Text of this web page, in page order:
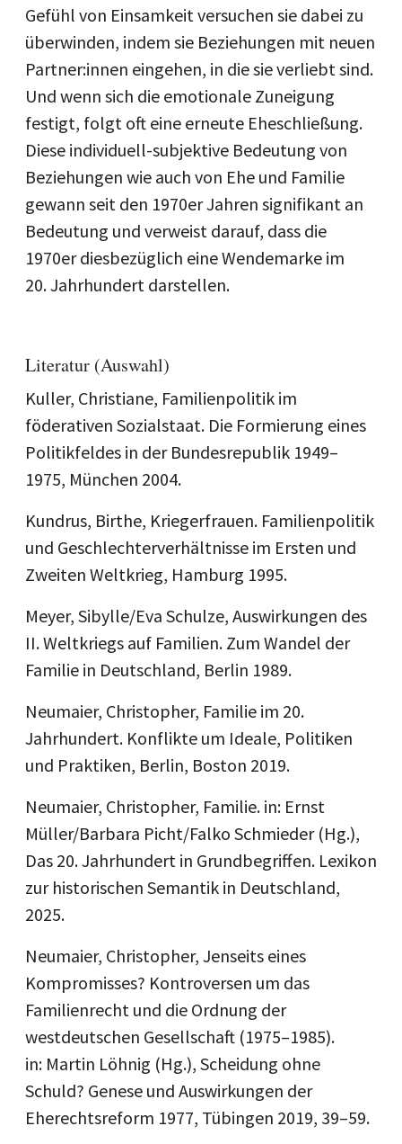
Gefühl von Einsamkeit versuchen sie dabei zu
überwinden, indem sie Beziehungen mit neuen
Partner:innen eingehen, in die sie verliebt sind.
Und wenn sich die emotionale Zuneigung
festigt, folgt oft eine erneute Eheschließung.
Diese individuell-subjektive Bedeutung von
Beziehungen wie auch von Ehe und Familie
gewann seit den 1970er Jahren signifikant an
Bedeutung und verweist darauf, dass die
1970er diesbezüglich eine Wendemarke im
20. Jahrhundert darstellen.
Literatur (Auswahl)
Kuller, Christiane, Familienpolitik im
föderativen Sozialstaat. Die Formierung eines
Politikfeldes in der Bundesrepublik 1949–
1975, München 2004.
Kundrus, Birthe, Kriegerfrauen. Familienpolitik
und Geschlechterverhältnisse im Ersten und
Zweiten Weltkrieg, Hamburg 1995.
Meyer, Sibylle/Eva Schulze, Auswirkungen des
II. Weltkriegs auf Familien. Zum Wandel der
Familie in Deutschland, Berlin 1989.
Neumaier, Christopher, Familie im 20.
Jahrhundert. Konflikte um Ideale, Politiken
und Praktiken, Berlin, Boston 2019.
Neumaier, Christopher, Familie. in: Ernst
Müller/Barbara Picht/Falko Schmieder (Hg.),
Das 20. Jahrhundert in Grundbegriffen. Lexikon
zur historischen Semantik in Deutschland,
2025.
Neumaier, Christopher, Jenseits eines
Kompromisses? Kontroversen um das
Familienrecht und die Ordnung der
westdeutschen Gesellschaft (1975–1985).
in: Martin Löhnig (Hg.), Scheidung ohne
Schuld? Genese und Auswirkungen der
Eherechtsreform 1977, Tübingen 2019, 39–59.